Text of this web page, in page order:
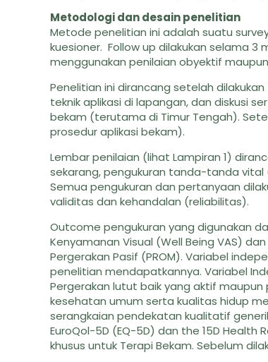
Metodologi dan desain penelitian
Metode penelitian ini adalah suatu
kuesioner. Follow up dilakukan selama
menggunakan penilaian obyektif
Penelitian ini dirancang setelah
teknik aplikasi di lapangan, dan diskusi
bekam (terutama di Timur Tengah).
prosedur aplikasi bekam).
Lembar penilaian (lihat Lampiran 1)
sekarang, pengukuran tanda-tanda
Semua pengukuran dan pertanyaan
validitas dan kehandalan (reliabilitas).
Outcome pengukuran yang digunakan
Kenyamanan Visual (Well Being VAS)
Pergerakan Pasif (PROM). Variabel
penelitian mendapatkannya. Variabel
Pergerakan lutut baik yang aktif
kesehatan umum serta kualitas hidup
serangkaian pendekatan kualitatif
EuroQol-5D (EQ-5D) dan the 15D
khusus untuk Terapi Bekam. Sebelum